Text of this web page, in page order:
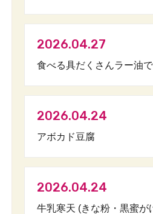
2026.04.27
食べる具だくさんラー油
2026.04.24
アボカド豆腐
2026.04.24
牛乳寒天 (きな粉・黒蜜が